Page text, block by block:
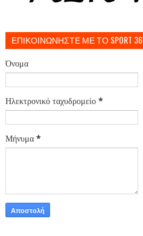
ΕΠΙΚΟΙΝΩΝΗΣΤΕ ΜΕ ΤΟ SPORT
Όνομα
Ηλεκτρονικό ταχυδρομείο *
Μήνυμα *